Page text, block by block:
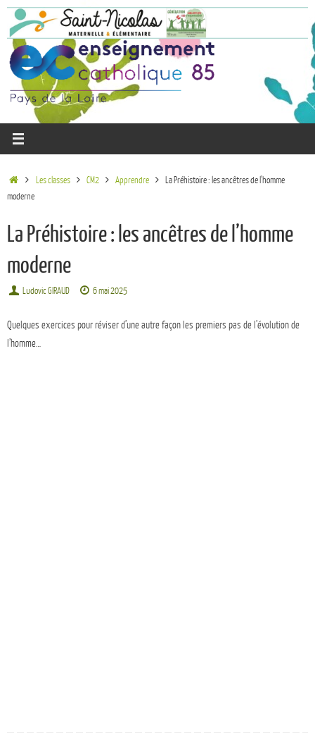
Les classes CM2 Apprendre
La Préhistoire : les ancêtres de l’homme
moderne
La Préhistoire : les ancêtres de l’homme
moderne
Ludovic GIRAUD 6 mai 2025
Quelques exercices pour réviser d’une autre façon les premiers pas de l’évolution de
l’homme…